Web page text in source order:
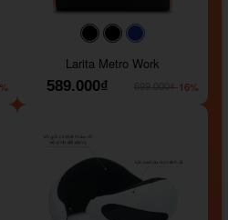
#000000#000000
Larita Metro Work
589.000₫
-16%